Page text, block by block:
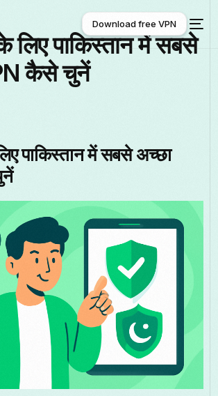
Download free VPN
Download free VPN
लिए पाकिस्तान में सबसे
कैसे चुनें
पाकिस्तान में सबसे अच्छा